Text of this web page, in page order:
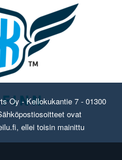
Oy - Kellokukantie 7 - 01300
ovat
ellei toisin mainittu